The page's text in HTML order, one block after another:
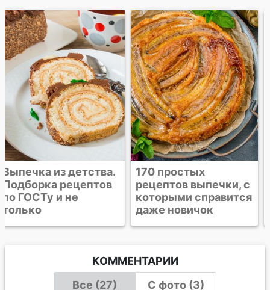
170 простых
рецептов выпечки, с
которыми справится
даже новичок
Крапфены
КОММЕНТАРИИ
Все (27)
С фото (3)